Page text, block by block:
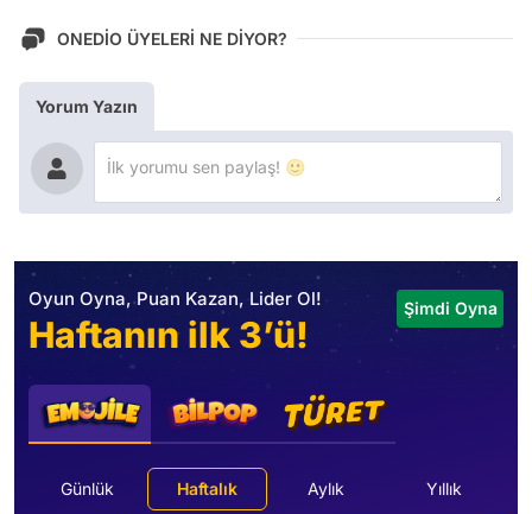
ONEDİO ÜYELERİ NE DİYOR?
Yorum Yazın
Oyun Oyna, Puan Kazan, Lider Ol!
Haftanın ilk 3’ü!
Şimdi Oyna
Günlük Haftalık Aylık Yıllık